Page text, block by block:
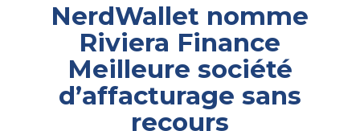
NerdWallet nomme
Riviera Finance
Meilleure société
d’affacturage sans
recours